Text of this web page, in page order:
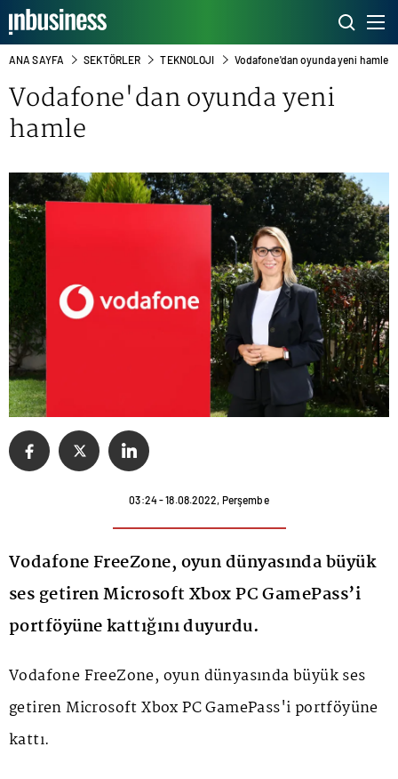
ANA SAYFA SEKTÖRLER TEKNOLOJI Vodafone'dan oyunda yeni hamle
Vodafone'dan oyunda yeni
hamle
03:24 - 18.08.2022, Perşembe
Vodafone FreeZone, oyun dünyasında büyük
ses getiren Microsoft Xbox PC GamePass’i
portföyüne kattığını duyurdu.
Vodafone FreeZone, oyun dünyasında büyük ses
getiren Microsoft Xbox PC GamePass'i portföyüne
kattı.